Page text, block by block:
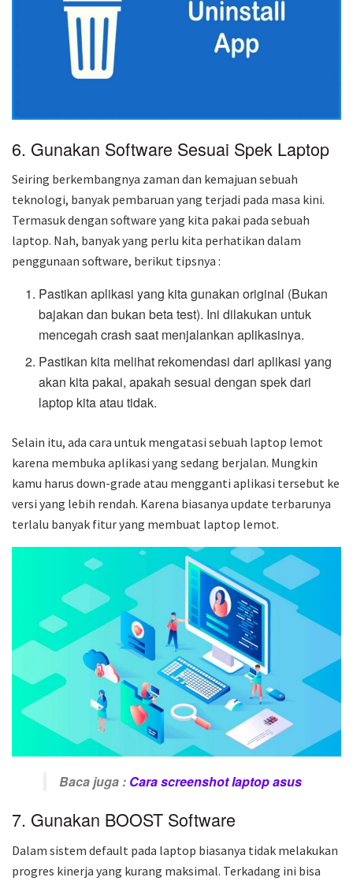
6. Gunakan Software Sesuai Spek Laptop
Seiring berkembangnya zaman dan kemajuan sebuah
teknologi, banyak pembaruan yang terjadi pada masa kini.
Termasuk dengan software yang kita pakai pada sebuah
laptop. Nah, banyak yang perlu kita perhatikan dalam
penggunaan software, berikut tipsnya :
Pastikan aplikasi yang kita gunakan original (Bukan
bajakan dan bukan beta test). Ini dilakukan untuk
mencegah crash saat menjalankan aplikasinya.
Pastikan kita melihat rekomendasi dari aplikasi yang
akan kita pakai, apakah sesuai dengan spek dari
laptop kita atau tidak.
Selain itu, ada cara untuk mengatasi sebuah laptop lemot
karena membuka aplikasi yang sedang berjalan. Mungkin
kamu harus down-grade atau mengganti aplikasi tersebut ke
versi yang lebih rendah. Karena biasanya update terbarunya
terlalu banyak fitur yang membuat laptop lemot.
Baca juga : Cara screenshot laptop asus
7. Gunakan BOOST Software
Dalam sistem default pada laptop biasanya tidak melakukan
progres kinerja yang kurang maksimal. Terkadang ini bisa